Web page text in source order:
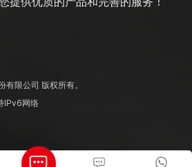
限公司 版权所有。
IPv6网络